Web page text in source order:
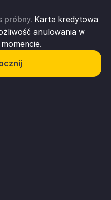
próbny. Karta kredytowa
anulowania w